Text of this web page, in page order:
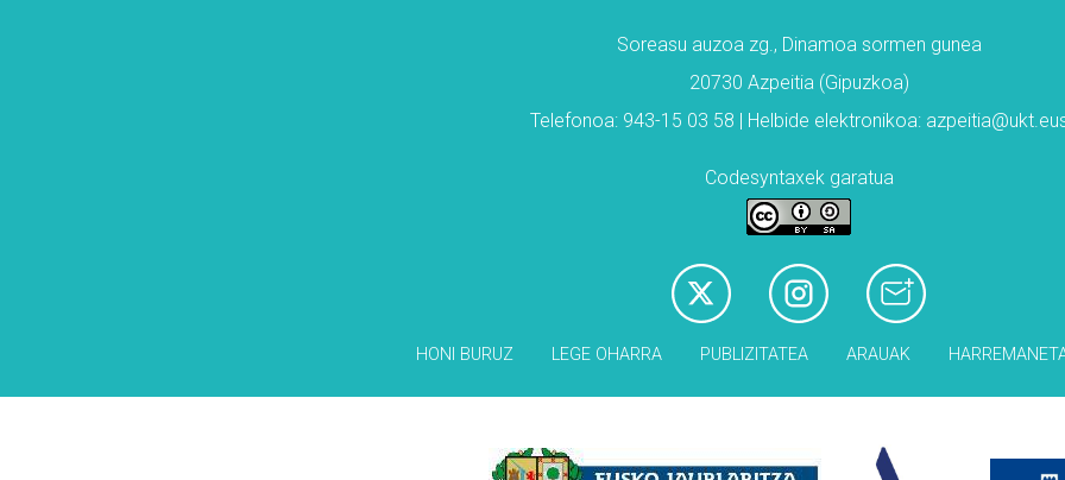
Soreasu auzoa zg., Dinamoa sormen gunea
20730 Azpeitia (Gipuzkoa)
Telefonoa: 943-15 03 58 | Helbide elektronikoa:
Codesyntaxek garatua
HONI BURUZ LEGE OHARRA PUBLIZITATEA ARAUAK